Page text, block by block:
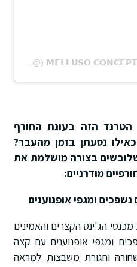
הזה בעונת החורף
כאילו נסעתן בזמן מהעבר?
בצורה מושלמת את
מודרניים:
נשפכים ומגפי אופנוענים
הג'ינס הקצרים והאמינים
ומגפי אופנוענים עם קצה
וחגורת משבצות למראה